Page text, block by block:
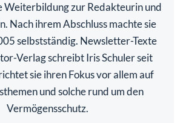
Weiterbildung zur Redakteurin und
Nach ihrem Abschluss machte sie
selbstständig. Newsletter-Texte
Verlag schreibt Iris Schuler seit
sie ihren Fokus vor allem auf
und solche rund um den
Vermögensschutz.